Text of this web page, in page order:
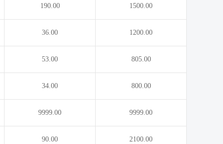
190.00 1500.00
36.00 1200.00
53.00 805.00
34.00 800.00
9999.00 9999.00
90.00 2100.00